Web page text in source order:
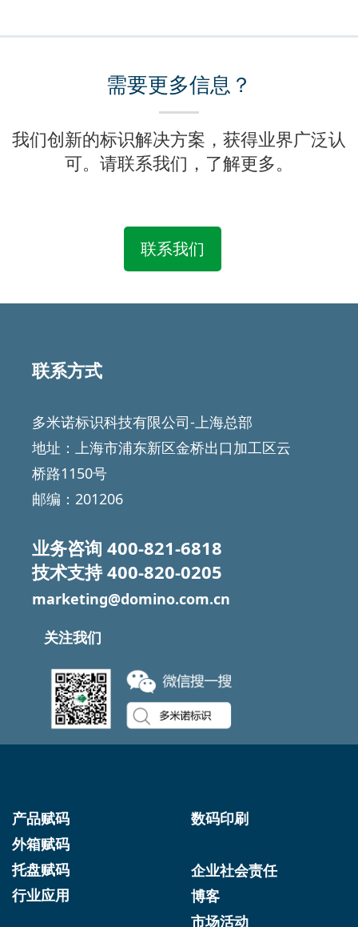
需要更多信息？
我们创新的标识解决方案，获得业界广泛认
可。请联系我们，了解更多。
联系我们
联系方式
多米诺标识科技有限公司-上海总部
地址：上海市浦东新区金桥出口加工区云
桥路1150号
邮编：201206
业务咨询 400-821-6818
技术支持400-820-0205
marketing@domino.com.cn
关注我们
产品赋码
外箱赋码
托盘赋码
行业应用
数码印刷
企业社会责任
博客
市场活动